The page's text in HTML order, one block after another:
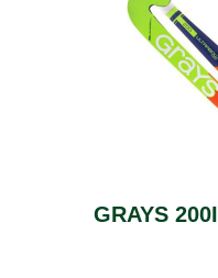
GRAYS 200I